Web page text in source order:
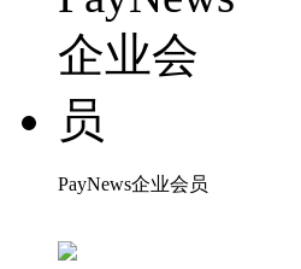
PayNews企业会员